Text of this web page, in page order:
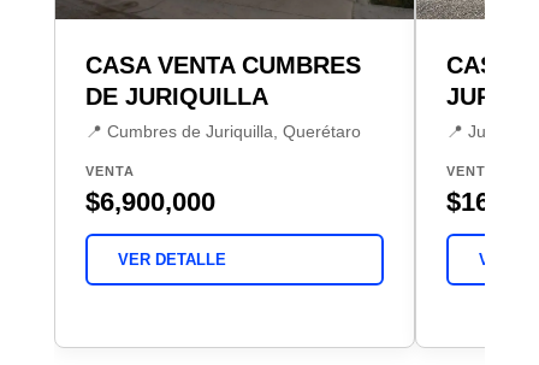
CASA VENTA CUMBRES
DE JURIQUILLA
📍 Cumbres de Juriquilla, Querétaro
VENTA
$6,900,000
VER DETALLE
CASA
📍 Jurica
VENTA
VER